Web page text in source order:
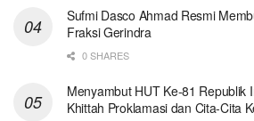
Sufmi Dasco Ahmad Resmi
Fraksi Gerindra
0 SHARES
Menyambut HUT Ke-81 Republik
Khittah Proklamasi dan Cita-Cita